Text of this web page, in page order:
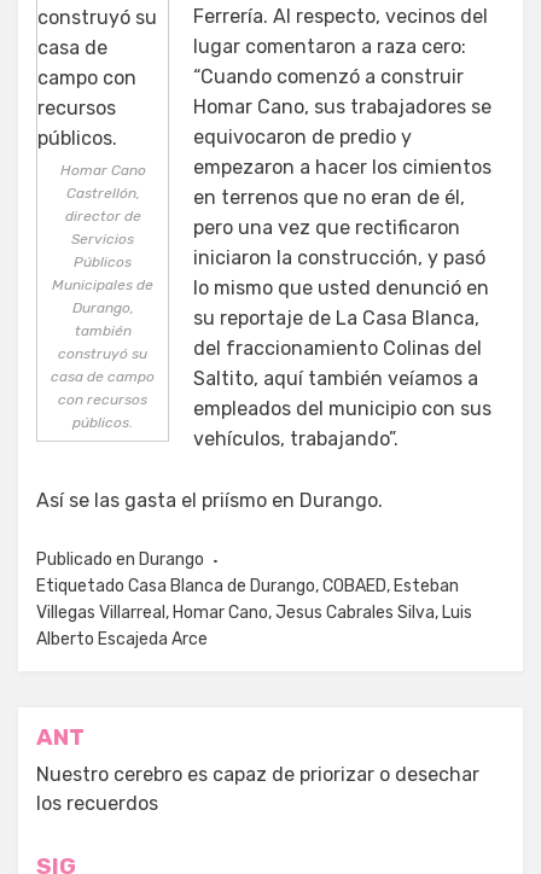
Homar Cano
Castrellón,
director de
Servicios
Públicos
Municipales de
Durango,
también
construyó su
casa de campo
con recursos
públicos.
Ferrería. Al respecto, vecinos del
lugar comentaron a raza cero:
“Cuando comenzó a construir
Homar Cano, sus trabajadores se
equivocaron de predio y
empezaron a hacer los cimientos
en terrenos que no eran de él,
pero una vez que rectificaron
iniciaron la construcción, y pasó
lo mismo que usted denunció en
su reportaje de La Casa Blanca,
del fraccionamiento Colinas del
Saltito, aquí también veíamos a
empleados del municipio con sus
vehículos, trabajando”.
Así se las gasta el priísmo en Durango.
Publicado en Durango
Etiquetado Casa Blanca de Durango,COBAED, Esteban
Villegas Villarreal , Homar Cano,Jesus Cabrales Silva, Luis
Alberto Escajeda Arce
Navegación
de
entradas
ANT
Nuestro cerebro es capaz de priorizar o desechar
los recuerdos
SIG